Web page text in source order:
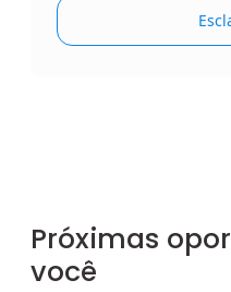
Próximas
você